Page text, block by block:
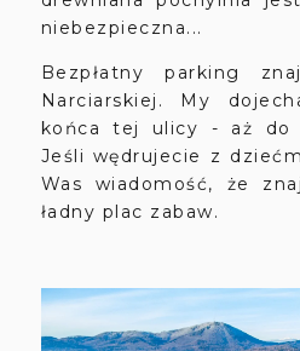
niebezpieczna...
Bezpłatny parking
Narciarskiej. My
końca tej ulicy - aż do
Jeśli wędrujecie z
Was wiadomość, że
ładny plac zabaw.